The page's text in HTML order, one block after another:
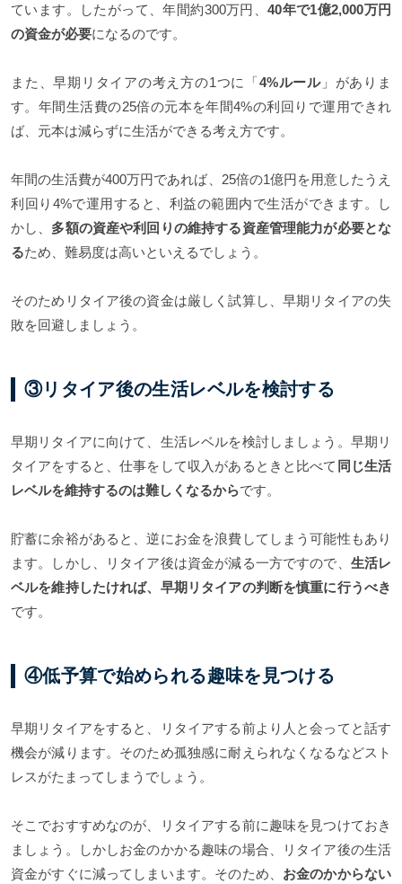
ています。したがって、年間約300万円、40年で1億2,000万円
の資金が必要になるのです。
また、早期リタイアの考え方の1つに「4%ルール」がありま
す。年間生活費の25倍の元本を年間4%の利回りで運用できれ
ば、元本は減らずに生活ができる考え方です。
年間の生活費が400万円であれば、25倍の1億円を用意したうえ
利回り4%で運用すると、利益の範囲内で生活ができます。し
かし、 多額の資産や利回りの維持する資産管理能力が必要とな
るため、難易度は高いといえるでしょう。
そのためリタイア後の資金は厳しく試算し、早期リタイアの失
敗を回避しましょう。
③リタイア後の生活レベルを検討する
早期リタイアに向けて、生活レベルを検討しましょう。早期リ
タイアをすると、仕事をして収入があるときと比べて 同じ生活
レベルを維持するのは難しくなるからです。
貯蓄に余裕があると、逆にお金を浪費してしまう可能性もあり
ます。しかし、リタイア後は資金が減る一方ですので、 生活レ
ベルを維持したければ、早期リタイアの判断を慎重に行うべき
です。
④低予算で始められる趣味を見つける
早期リタイアをすると、リタイアする前より人と会ってと話す
機会が減ります。そのため孤独感に耐えられなくなるなどスト
レスがたまってしまうでしょう。
そこでおすすめなのが、リタイアする前に趣味を見つけておき
ましょう。しかしお金のかかる趣味の場合、リタイア後の生活
資金がすぐに減ってしまいます。そのため、 お金のかからない